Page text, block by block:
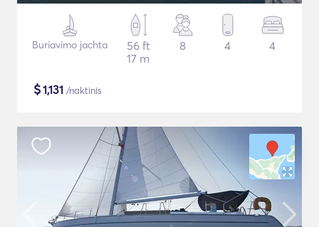
Buriavimo jachta
56 ft
17 m
8 4 4
$1,131 /naktinis